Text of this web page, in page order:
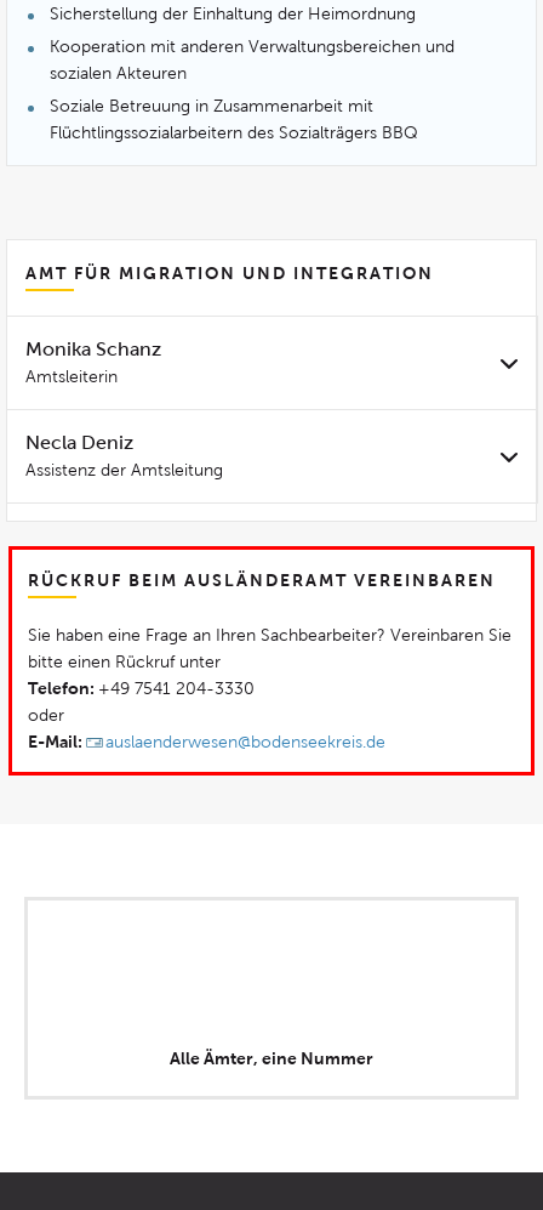
Sicherstellung der Einhaltung der Heimordnung
Kooperation mit anderen Verwaltungsbereichen und
sozialen Akteuren
Soziale Betreuung in Zusammenarbeit mit
Flüchtlingssozialarbeitern des Sozialträgers BBQ
AMT FÜR MIGRATION UND INTEGRATION
Monika Schanz
Amtsleiterin
Necla Deniz
Assistenz der Amtsleitung
RÜCKRUF BEIM AUSLÄNDERAMT VEREINBAREN
Sie haben eine Frage an Ihren Sachbearbeiter? Vereinbaren Sie
bitte einen Rückruf unter
Telefon: +49 7541 204-3330
oder
E-Mail: auslaenderwesen@bodenseekreis.de
Alle Ämter, eine Nummer